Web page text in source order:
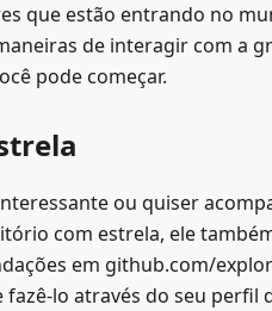
que estão entrando no
de interagir com a
pode começar.
ou quiser
com estrela, ele
em github.com/
lo através do seu perfil